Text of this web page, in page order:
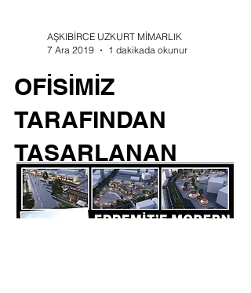
AŞKIBİRCE UZKURT MİMARLIK
7 Ara 2019
1 dakikada okunur
OFİSİMİZ
TARAFINDAN
TASARLANAN
MEYDAN PROJESİ
İÇİN İLK ADIMLAR